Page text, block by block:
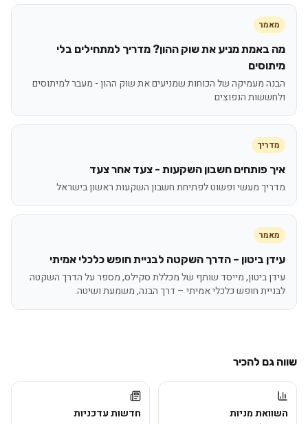
מאמר
מה באמת מניע את שוק ההון? מדריך למתחילים בלי
מיתוסים
הבנה מעמיקה של הכוחות שמניעים את שוק ההון - מעבר למיתוסים
ולחששות הנפוצים
מדריך
איך פותחים חשבון השקעות - צעד אחר צעד
מדריך מעשי ופשוט לפתיחת חשבון השקעות ראשון בישראל
מאמר
עידן ביטון – הדרך השקטה לבניית חופש כלכלי אמיתי
עידן ביטון, מייסד שותף של מכללת סקילס, מספר על הדרך השקטה
לבניית חופש כלכלי אמיתי – דרך הבנה, משמעת ושיטה.
שווה גם להכיר
השוואת מניות חדשות עדכניות